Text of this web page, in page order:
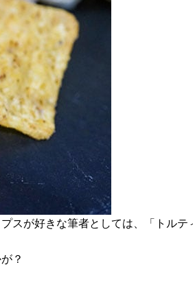
スが好きな筆者としては、「トル
？